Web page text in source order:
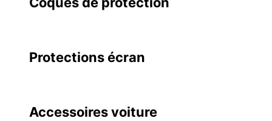
Protections écran
Accessoires voiture